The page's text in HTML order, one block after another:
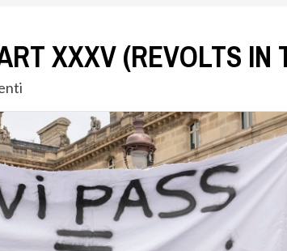
XXXV (REVOLTS IN